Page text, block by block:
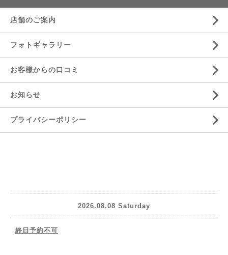
店舗のご案内
フォトギャラリー
お客様からの口コミ
お知らせ
プライバシーポリシー
2026.08.08 Saturday
終日予約不可